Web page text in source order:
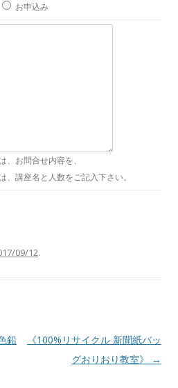
お申込み
、お問合せ内容を、
、講座名と人数をご記入下さい。
09/12.
鉛
《100%リサイクル 新聞紙バッ
グおりおり教室》
→